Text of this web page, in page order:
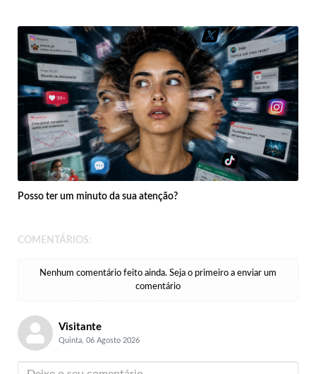
Posso ter um minuto da sua atenção?
COMENTÁRIOS:
Nenhum comentário feito ainda. Seja o primeiro a enviar um
comentário
Visitante
Quinta, 06 Agosto 2026